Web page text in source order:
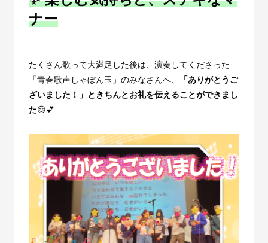
ナー
たくさん歌って大満足した後は、演奏してくださった
「青春歌声しゃぼん玉」のみなさんへ、
「ありがとうご
ざいました！」ときちんとお礼を伝えることができまし
た😌💕